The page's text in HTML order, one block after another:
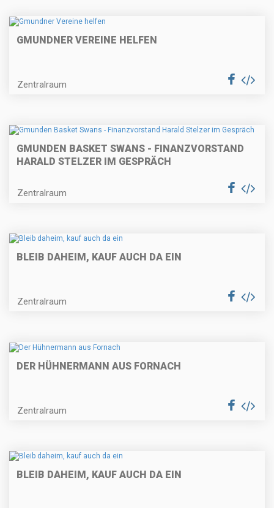
GMUNDNER VEREINE HELFEN
Zentralraum
GMUNDEN BASKET SWANS - FINANZVORSTAND
HARALD STELZER IM GESPRÄCH
Zentralraum
BLEIB DAHEIM, KAUF AUCH DA EIN
Zentralraum
DER HÜHNERMANN AUS FORNACH
Zentralraum
BLEIB DAHEIM, KAUF AUCH DA EIN